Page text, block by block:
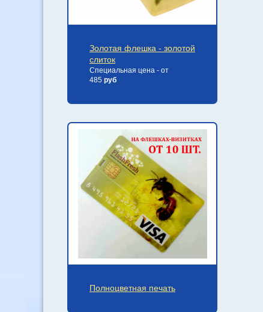
Золотая флешка - золотой
слиток
Специальная цена - от
485 руб
Полноцветная печать